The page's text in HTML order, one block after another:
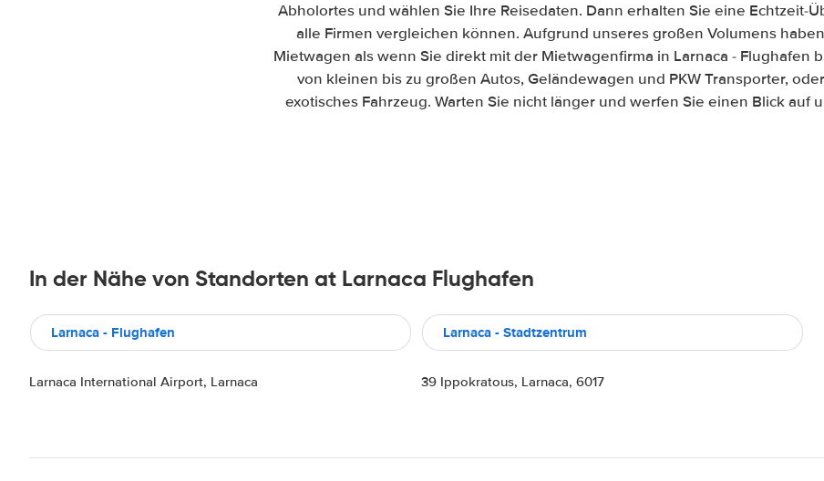
Abholortes und wählen Sie Ihre Reisedaten. Dann erhalten Sie eine Echtzeit-
alle Firmen vergleichen können. Aufgrund unseres großen Volumens
Mietwagen als wenn Sie direkt mit der Mietwagenfirma in Larnaca - Flughafen
von kleinen bis zu großen Autos, Geländewagen und PKW Transporter,
exotisches Fahrzeug. Warten Sie nicht länger und werfen Sie einen Blick auf
In der Nähe von Standorten at Larnaca Flughafen
Larnaca - Flughafen
Larnaca International Airport, Larnaca
Larnaca - Stadtzentrum
39 Ippokratous, Larnaca, 6017